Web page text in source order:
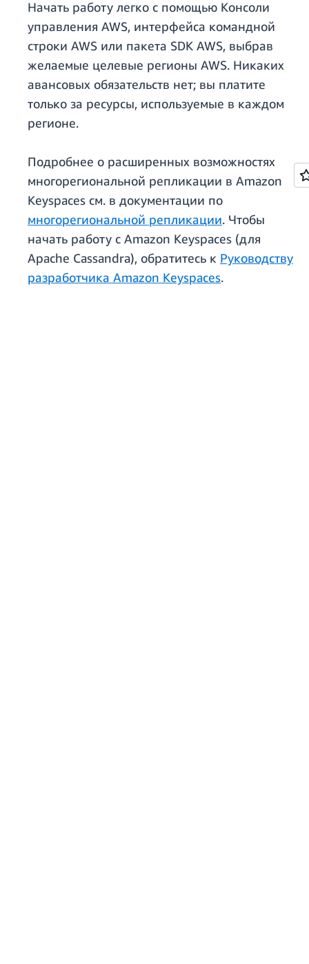
Начать работу легко с помощью Консоли
управления AWS, интерфейса командной
строки AWS или пакета SDK AWS, выбрав
желаемые целевые регионы AWS. Никаких
авансовых обязательств нет; вы платите
только за ресурсы, используемые в каждом
регионе.
Подробнее о расширенных возможностях
многорегиональной репликации в Amazon
Keyspaces см. в документации по
многорегиональной репликации. Чтобы
начать работу с Amazon Keyspaces (для
Apache Cassandra), обратитесь к Руководству
разработчика Amazon Keyspaces.